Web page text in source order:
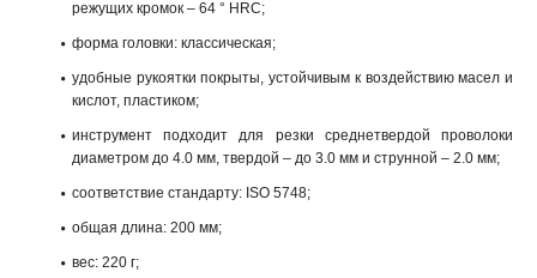
режущих кромок – 64 ° HRC;
форма головки: классическая;
удобные рукоятки покрыты, устойчивым к воздействию масел и
кислот, пластиком;
инструмент подходит для резки среднетвердой проволоки
диаметром до 4.0 мм, твердой – до 3.0 мм и струнной – 2.0 мм;
соответствие стандарту: ISO 5748;
общая длина: 200 мм;
вес: 220 г;